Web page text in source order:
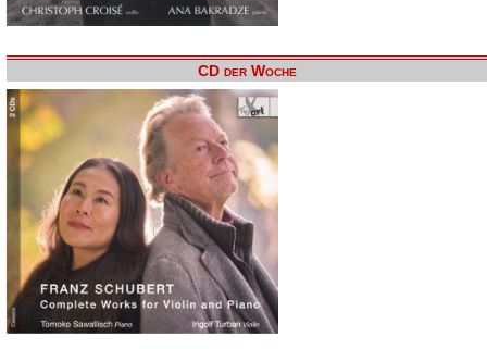
CD der Woche